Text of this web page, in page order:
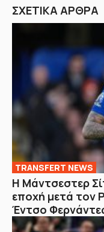
ΣΧΕΤΙΚΑ ΑΡΘΡΑ
TRANSFERT NEWS
Η Μάντσεστερ
εποχή μετά τον
Έντσο